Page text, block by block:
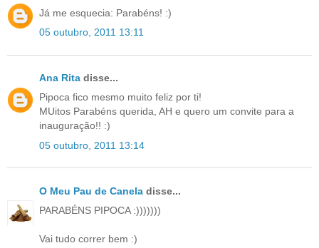
Já me esquecia: Parabéns! :)
05 outubro, 2011 13:11
Ana Rita disse...
Pipoca fico mesmo muito feliz por ti!
MUitos Parabéns querida, AH e quero um convite para a
inauguração!! :)
05 outubro, 2011 13:14
O Meu Pau de Canela disse...
PARABÉNS PIPOCA :)))))))
Vai tudo correr bem :)